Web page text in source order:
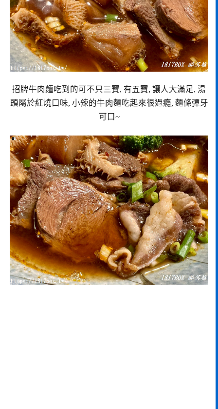
招牌牛肉麵吃到的可不只三寶, 有五寶, 讓人大滿足, 湯
頭屬於紅燒口味, 小辣的牛肉麵吃起來很過癮, 麵條彈牙
可口~